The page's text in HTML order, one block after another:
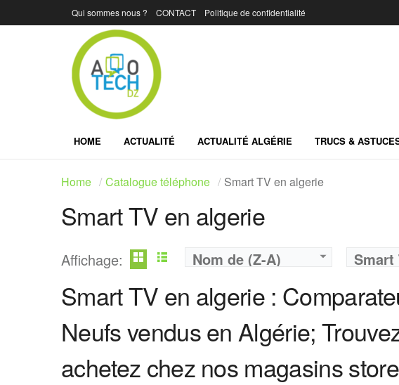
Qui sommes nous ? CONTACT Politique de confidentialité
HOME ACTUALITÉ ACTUALITÉ ALGÉRIE TRUCS &
Home Catalogue téléphone Smart TV en algerie
Smart TV en algerie
Affichage: Nom de (Z-A) Smart
Smart TV en algerie :
Neufs vendus en Algérie;
achetez chez nos magasins
Prix:
Définition: FULLHD READY
View Details →
Prix: 425400
Définition:
4K UHD
View Details →
Prix:
View